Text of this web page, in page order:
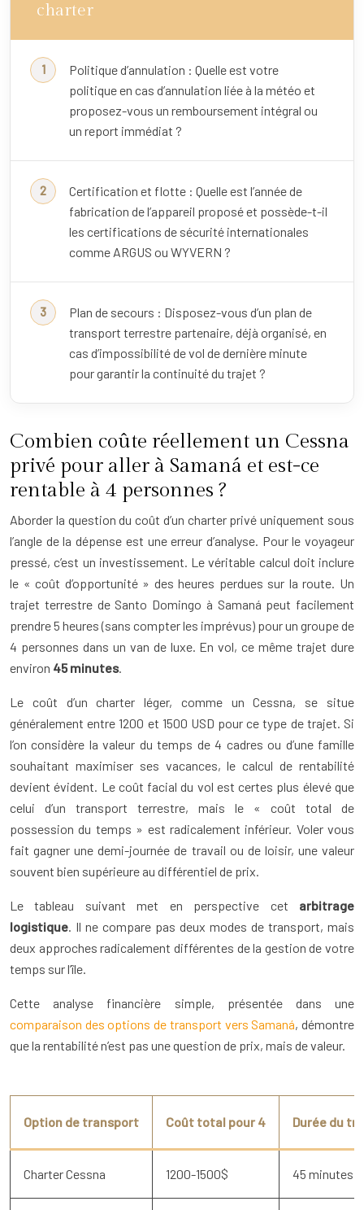
charter
Politique d’annulation : Quelle est votre
politique en cas d’annulation liée à la météo et
proposez-vous un remboursement intégral ou
un report immédiat ?
Certification et flotte : Quelle est l’année de
fabrication de l’appareil proposé et possède-t-il
les certifications de sécurité internationales
comme ARGUS ou WYVERN ?
Plan de secours : Disposez-vous d’un plan de
transport terrestre partenaire, déjà organisé, en
cas d’impossibilité de vol de dernière minute
pour garantir la continuité du trajet ?
Combien coûte réellement un Cessna
privé pour aller à Samaná et est-ce
rentable à 4 personnes ?
Aborder la question du coût d’un charter privé uniquement sous
l’angle de la dépense est une erreur d’analyse. Pour le voyageur
pressé, c’est un investissement. Le véritable calcul doit inclure
le « coût d’opportunité » des heures perdues sur la route. Un
trajet terrestre de Santo Domingo à Samaná peut facilement
prendre 5 heures (sans compter les imprévus) pour un groupe de
4 personnes dans un van de luxe. En vol, ce même trajet dure
environ 45 minutes.
Le coût d’un charter léger, comme un Cessna, se situe
généralement entre 1200 et 1500 USD pour ce type de trajet. Si
l’on considère la valeur du temps de 4 cadres ou d’une famille
souhaitant maximiser ses vacances, le calcul de rentabilité
devient évident. Le coût facial du vol est certes plus élevé que
celui d’un transport terrestre, mais le « coût total de
possession du temps » est radicalement inférieur. Voler vous
fait gagner une demi-journée de travail ou de loisir, une valeur
souvent bien supérieure au différentiel de prix.
Le tableau suivant met en perspective cet arbitrage
logistique. Il ne compare pas deux modes de transport, mais
deux approches radicalement différentes de la gestion de votre
temps sur l’île.
Cette analyse financière simple, présentée dans une
comparaison des options de transport vers Samaná, démontre
que la rentabilité n’est pas une question de prix, mais de valeur.
Option de transport Coût total pour 4 Durée du
Charter Cessna 1200-1500$ 45 minutes